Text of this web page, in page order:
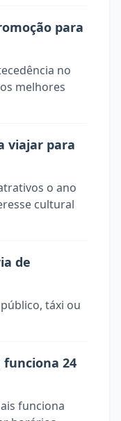
para
no
melhores
viajar para
o ano
cultural
de
táxi ou
24
funciona